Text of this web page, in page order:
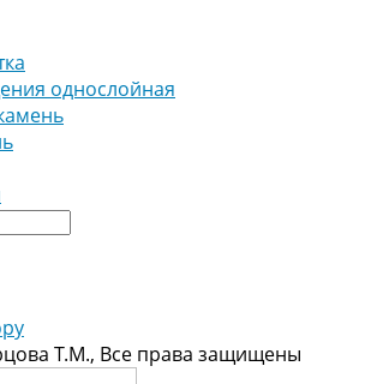
однослойная
Т.М., Все права защищены